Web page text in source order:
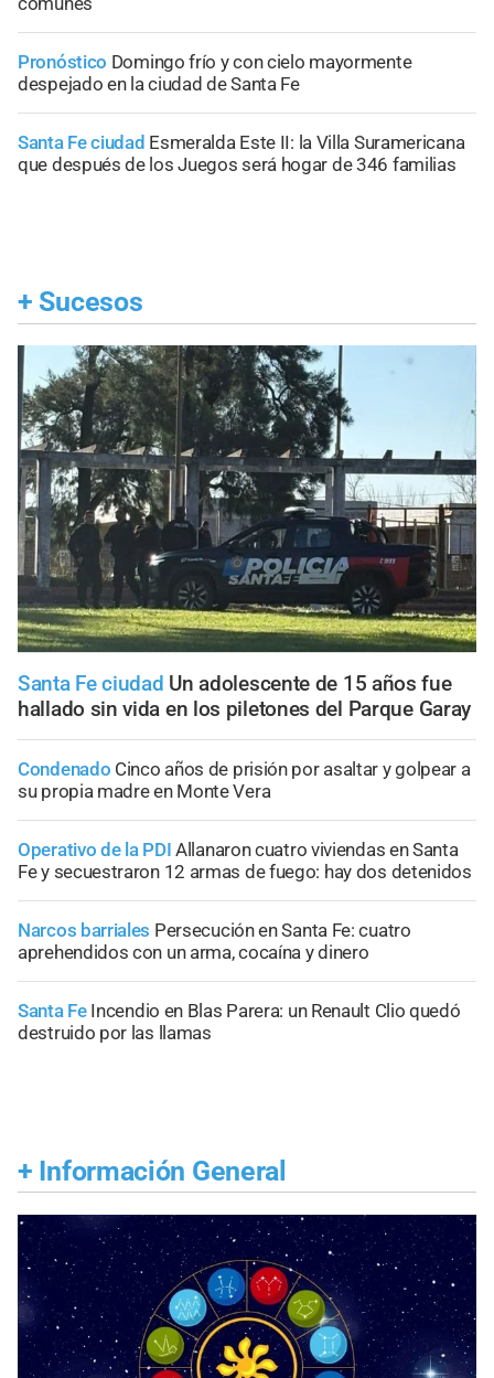
Pronóstico Domingo frío y con cielo mayormente
despejado en la ciudad de Santa Fe
Santa Fe ciudad Esmeralda Este II: la Villa Suramericana
que después de los Juegos será hogar de 346 familias
+ Sucesos
Santa Fe ciudad Un adolescente de 15 años fue
hallado sin vida en los piletones del Parque Garay
Condenado Cinco años de prisión por asaltar y golpear a
su propia madre en Monte Vera
Operativo de la PDI Allanaron cuatro viviendas en Santa
Fe y secuestraron 12 armas de fuego: hay dos detenidos
Narcos barriales Persecución en Santa Fe: cuatro
aprehendidos con un arma, cocaína y dinero
Santa Fe Incendio en Blas Parera: un Renault Clio quedó
destruido por las llamas
+ Información General